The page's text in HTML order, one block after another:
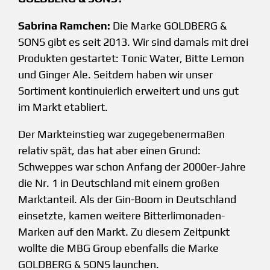
Sabrina Ramchen: Die Marke GOLDBERG &
SONS gibt es seit 2013. Wir sind damals mit drei
Produkten gestartet: Tonic Water, Bitte Lemon
und Ginger Ale. Seitdem haben wir unser
Sortiment kontinuierlich erweitert und uns gut
im Markt etabliert.
Der Markteinstieg war zugegebenermaßen
relativ spät, das hat aber einen Grund:
Schweppes war schon Anfang der 2000er-Jahre
die Nr. 1 in Deutschland mit einem großen
Marktanteil. Als der Gin-Boom in Deutschland
einsetzte, kamen weitere Bitterlimonaden-
Marken auf den Markt. Zu diesem Zeitpunkt
wollte die MBG Group ebenfalls die Marke
GOLDBERG & SONS launchen.